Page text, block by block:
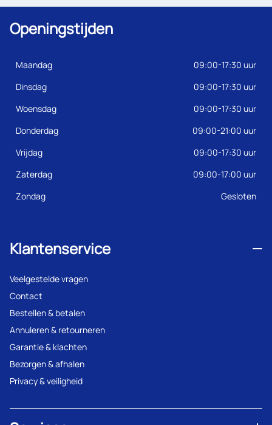
Klantenservice
Veelgestelde vragen
Contact
Bestellen & betalen
Annuleren & retourneren
Garantie & klachten
Bezorgen & afhalen
Privacy & veiligheid
Openingstijden
Maandag
09:00-17:30 uur
Dinsdag
09:00-17:30 uur
Woensdag
09:00-17:30 uur
Donderdag
09:00-21:00 uur
Vrijdag
09:00-17:30 uur
Zaterdag
09:00-17:00 uur
Zondag
Gesloten